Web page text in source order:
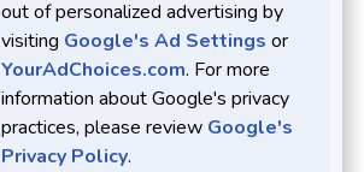
out of personalized advertising by
visiting Google's Ad Settings or
YourAdChoices.com. For more
information about Google's privacy
practices, please review Google's
Privacy Policy.